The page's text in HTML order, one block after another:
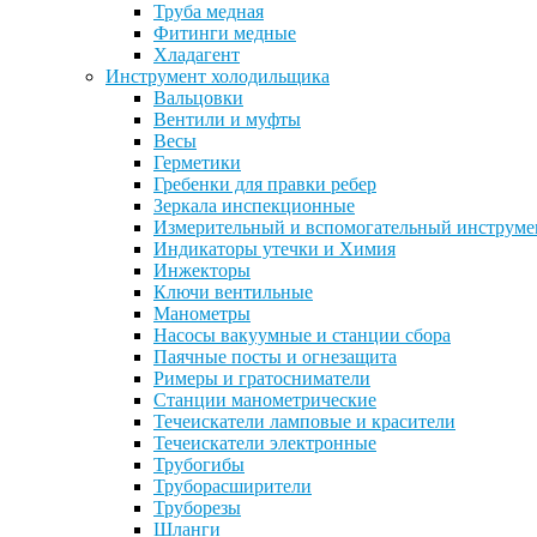
Труба медная
Фитинги медные
Хладагент
Инструмент холодильщика
Вальцовки
Вентили и муфты
Весы
Герметики
Гребенки для правки ребер
Зеркала инспекционные
Измерительный и вспомогательный
Индикаторы утечки и Химия
Инжекторы
Ключи вентильные
Манометры
Насосы вакуумные и станции сбора
Паячные посты и огнезащита
Римеры и гратосниматели
Станции манометрические
Течеискатели ламповые и красители
Течеискатели электронные
Трубогибы
Труборасширители
Труборезы
Шланги